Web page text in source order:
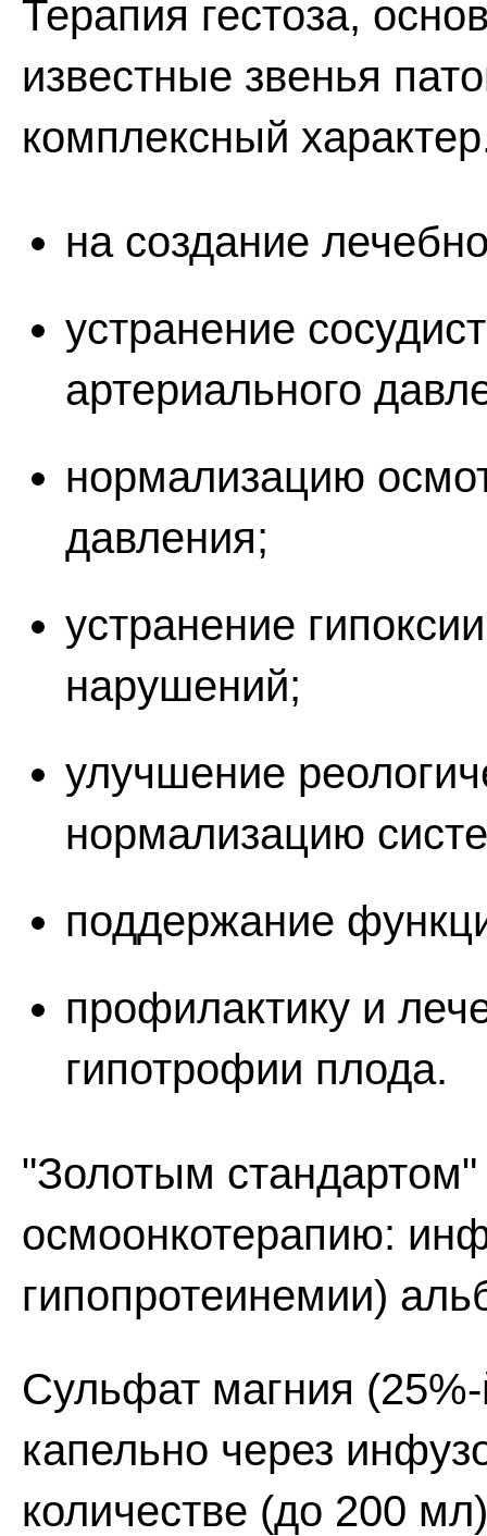
Терапия гестоза,
известные звенья
комплексный
на создание
устранение
артериального
нормализацию
давления;
устранение
нарушений;
улучшение
нормализацию
поддержание
профилактику и
гипотрофии плода.
"Золотым стандартом"
осмоонкотерапию:
гипопротеинемии)
Сульфат магния
капельно через
количестве (до 200